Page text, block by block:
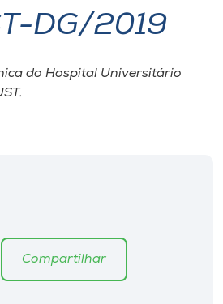
DG/2019
do Hospital Universitário
Compartilhar